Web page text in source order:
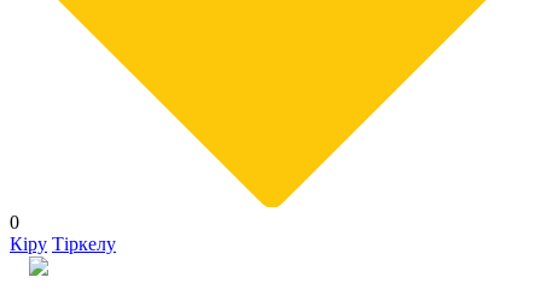
0
Кіру Тіркелу